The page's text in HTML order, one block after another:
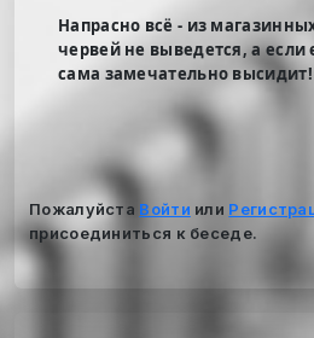
Напрасно всё - из
червей не выведется, а если
сама замечательно высидит!
Пожалуйста Войти или
присоединиться к беседе.